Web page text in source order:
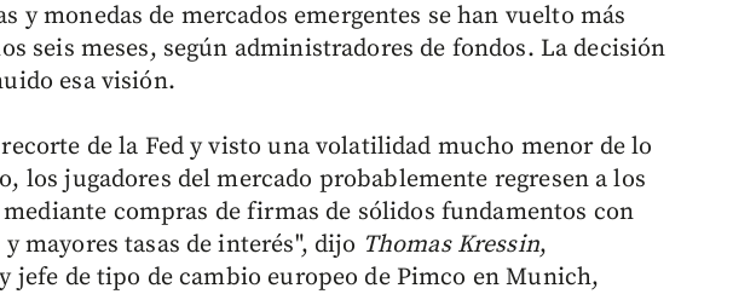
y monedas de mercados emergentes se han vuelto más
seis meses, según administradores de fondos. La decisión
esa visión.
de la Fed y visto una volatilidad mucho menor de lo
los jugadores del mercado probablemente regresen a los
compras de firmas de sólidos fundamentos con
mayores tasas de interés", dijo Thomas Kressin,
jefe de tipo de cambio europeo de Pimco en Munich,